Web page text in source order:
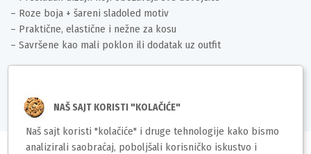
– Roze boja + šareni sladoled motiv
– Praktične, elastične i nežne za kosu
– Savršene kao mali poklon ili dodatak uz outfit
NAŠ SAJT KORISTI "KOLAČIĆE"
Naš sajt koristi "kolačiće" i druge tehnologije kako bismo
analizirali saobraćaj, poboljšali korisničko iskustvo i